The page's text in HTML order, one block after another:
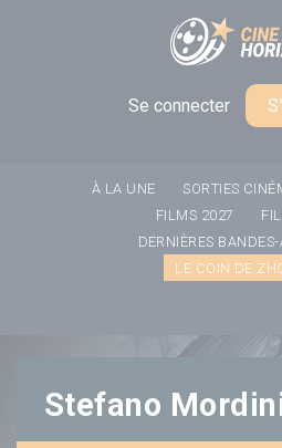
Se connecter
À LA UNE SORTIES
FILMS 2027
DERNIÈRES
LE COIN DE
Stefano
Panneau de gestion des cookies